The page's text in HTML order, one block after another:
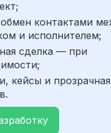
контактами
и исполнителем;
сделка — при
кейсы и